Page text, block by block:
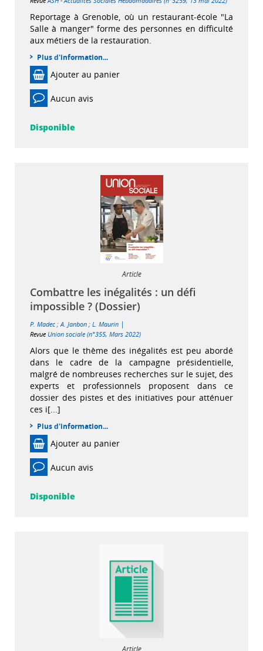
Reportage à Grenoble, où un restaurant-école "La
Salle à manger" forme des personnes en difficulté
aux métiers de la restauration.
Plus d'information...
Ajouter au panier
Aucun avis
Disponible
Article
Combattre les inégalités : un défi
impossible ? (Dossier)
P. Madec ;A. Janbon ; L. Maurin |
Revue Union sociale (n°355, Mars 2022)
Alors que le thème des inégalités est peu abordé
dans le cadre de la campagne présidentielle,
malgré de nombreuses recherches sur le sujet, des
experts et professionnels proposent dans ce
dossier des pistes et des initiatives pour atténuer
ces i[...]
Plus d'information...
Ajouter au panier
Aucun avis
Disponible